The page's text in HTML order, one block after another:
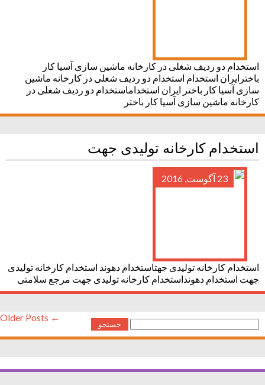
استخدام دو ردیف شغلی در کارخانه ماشین سازی آسیا کار
باخترایران استخدام استخدام دو ردیف شغلی در کارخانه ماشین
سازی آسیا کار باختر ایران استخداماستخدام دو ردیف شغلی در
کارخانه ماشین سازی آسیا کار باختر
استخدام کارخانه تولیدی جهت
23 آگوست, 2016
استخدام کارخانه تولیدی جهتاستخدام دهوند استخدام کارخانه تولیدی
جهت استخدام دهونداستخدام کارخانه تولیدی جهت مرجع سلامتی
← Older Posts
جستجو
برای: